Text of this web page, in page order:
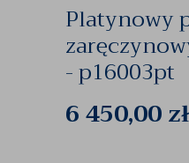
Platynowy
- p16003pt
6 450,00zł